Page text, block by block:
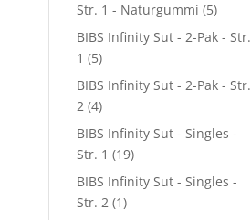
Str. 1 - Naturgummi (5)
BIBS Infinity Sut - 2-Pak - Str.
1 (5)
BIBS Infinity Sut - 2-Pak - Str.
2 (4)
BIBS Infinity Sut - Singles -
Str. 1 (19)
BIBS Infinity Sut - Singles -
Str. 2 (1)